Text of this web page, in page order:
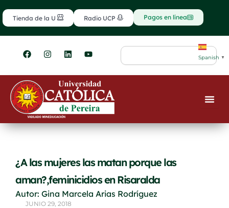
al
contenido
Tienda de la U Radio UCP Pagos en línea
F
a
e
b
o
o
k
I
n
t
g
r
m
L
i
k
e
d
i
n
Y
o
t
u
b
e
Search
Spanish ▼
¿A las mujeres las matan porque las
aman?,feminicidios en Risaralda
Autor: Gina Marcela Arias Rodríguez
JUNIO 29, 2018